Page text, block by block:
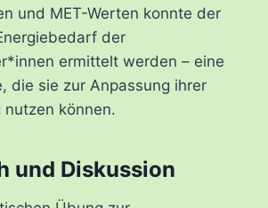
und MET-Werten konnte der
der
ermittelt werden – eine
die sie zur Anpassung ihrer
nutzen können.
und Diskussion